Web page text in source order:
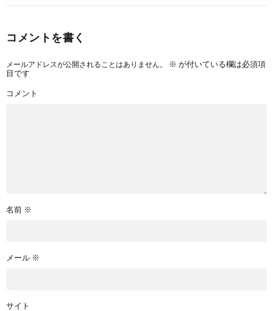
コメントを書く
メールアドレスが公開されることはありません。 ※ が付いている欄は必須項
目です
コメント
名前 ※
メール ※
サイト